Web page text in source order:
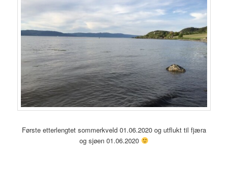
Første etterlengtet sommerkveld 01.06.2020 og utflukt til fjæra
og sjøen 01.06.2020